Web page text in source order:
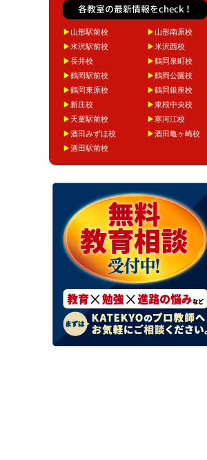
各教室の最新情報をcheck！
▶山形駅前校 ▶山形南原校
▶米沢駅前校 ▶米沢西校
▶長井校 ▶鶴岡泉町校
▶鶴岡駅前校 ▶鶴岡公園校
▶鶴岡東原校 ▶鶴岡銀座校
▶ 新庄校 ▶東根中央校
▶ 天童駅前校 ▶寒河江校
▶酒田みずほ校 ▶酒田亀ヶ崎校
▶酒田駅前校